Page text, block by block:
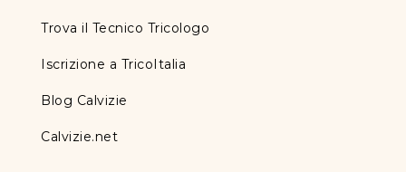
Trova il Tecnico Tricologo
Iscrizione a TricoItalia
Blog Calvizie
Calvizie.net